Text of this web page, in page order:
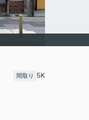
間取り 5K